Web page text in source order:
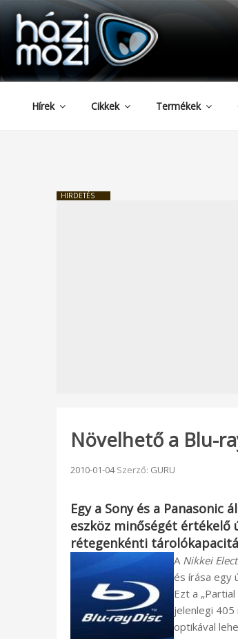
Tartalomhoz
HAZIMOZI
Hírek Cikkek Termékek
HIRDETÉS
Növelhető a Blu-
Beküldve:
2010-01-04Szerző: GURU
Egy a Sonyés a Panasonic
eszköz minőségét értékelő
rétegenkénti
A Nikkei
és írása egy
Ezt a
jelenlegi 405
optikával